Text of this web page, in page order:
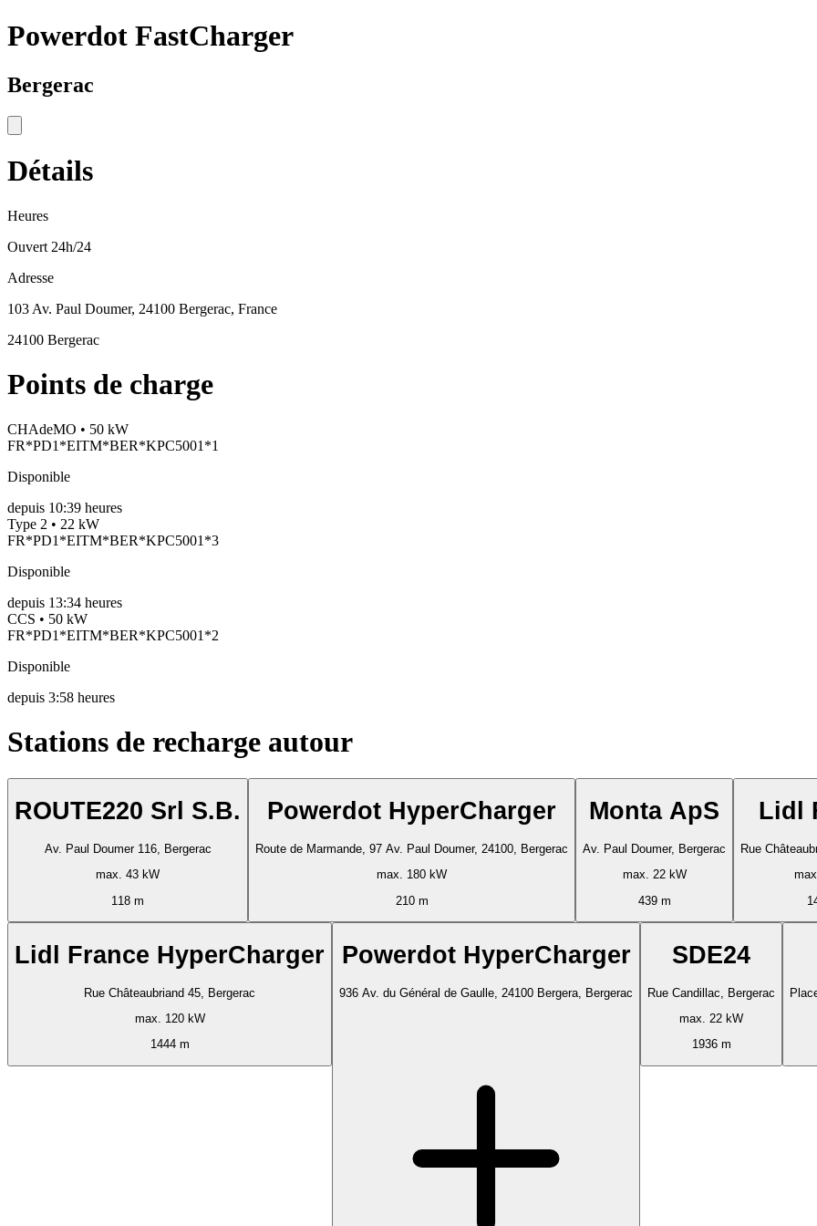
Powerdot FastCharger
Bergerac
Détails
Heures
Ouvert 24h/24
Adresse
103 Av. Paul Doumer, 24100 Bergerac, France
24100 Bergerac
Points de charge
CHAdeMO • 50 kW
FR*PD1*EITM*BER*KPC5001*1
Disponible
depuis 10:39 heures
Type 2 • 22 kW
FR*PD1*EITM*BER*KPC5001*3
Disponible
depuis 13:34 heures
CCS • 50 kW
FR*PD1*EITM*BER*KPC5001*2
Disponible
depuis 3:58 heures
Stations de recharge autour
ROUTE220 Srl S.B.
Av. Paul Doumer 116, Bergerac
max. 43 kW
118 m
Powerdot HyperCharger
Route de Marmande, 97 Av. Paul Doumer, 24100, Bergerac
max. 180 kW
210 m
Monta ApS
Av. Paul Doumer, Bergerac
max. 22 kW
439 m
Lidl
Rue
Lidl France HyperCharger
Rue Châteaubriand 45, Bergerac
max. 120 kW
1444 m
Powerdot HyperCharger
936 Av. du Général de Gaulle, 24100 Bergera, Bergerac
SDE24
Rue Candillac, Bergerac
max. 22 kW
1936 m